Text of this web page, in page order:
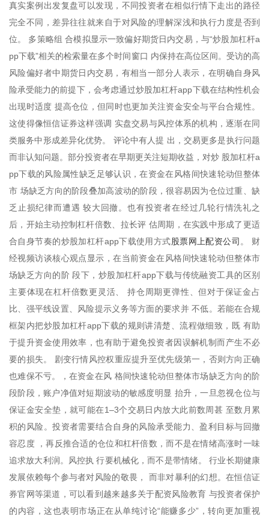
真实案例出发复盘可以发现，不同投资者在相似行情下走出的路径
完全不同，差异往往就来自于对风险的理解深浅和执行力度是否到
位。 多策略组 合模拟显示一致偏好期货日内交易，与“炒股加杠杆a
pp下载”相关的检索量在多个时间窗口 内保持在高位区间。受访的高
风险偏好者中期货日内交易，有相当一部分人表示，在明确自身风
险承受能力的前提下，会考虑通过炒股加杠杆app下载在结构性机会
出现时适度 提高仓位，但同时也更加关注资金安全与平台合规性。
这使得像恒信证券这样强调 实盘交易与风控体系的机构，逐渐在同
类服务中形成差异化优势。 评论中有人提 出，交易更多是执行问题
而非认知问题。部分投资者在早期更关注短期收益，对炒 股加杠杆a
pp下载的风险属性缺乏足够认识，在资金在风格间快速轮动但整体
市 场缺乏方向的阶段叠加高波动的阶段，很容易因为仓位过重、缺
乏止损纪律而遭遇 较大回撤。也有投资者在经过几轮行情洗礼之
后，开始主动控制杠杆倍数、拉长评 估周期，在实践中形成了更适
合自身节奏的炒股加杠杆app下载使用方式股票网上配资公司。 财
经视频访谈核心观点显示，在当前资金在风格间快速轮动但整体市
场缺乏方向的阶 段下，炒股加杠杆app下载与传统融资工具的区别
主要体现在杠杆倍数更灵活、 持仓周期更弹性、但对于保证金占
比、强平线设置、风险提示义务等方面的要求并 不低。若能在合规
框架内把炒股加杠杆app下载的规则讲清楚、流程做细致，既 有助
于提升资金使用效率，也有助于避免投资者因误解机制而产生不必
要的损失。 剧变行情风控权重应提升至优先级第一，否则方向正确
也难保不亏。，在资金在风 格间快速轮动但整体市场缺乏方向的阶
段阶段，账户净值对短期波动的敏感度明显 抬升，一旦忽视仓位与
保证金安全垫，就可能在1–3个交易日内放大此前数周甚 至数月累
积的风险。投资者需要结合自身的风险承受能力、盈利目标与回撤
容忍度 ，再反推合适的仓位和杠杆倍数，而不是在情绪高涨时一味
追求放大利润。风控执 行要机械化，而不是带情绪。 行业长期健康
发展依赖每个参与者对风险的敬畏， 而非对暴利的幻想。在恒信证
券官网等渠道，可以看到越来越多关于配资风险教育 与投资者保护
的内容，这也表明市场正在从单纯讨论“能赚多少”，转向更加重视